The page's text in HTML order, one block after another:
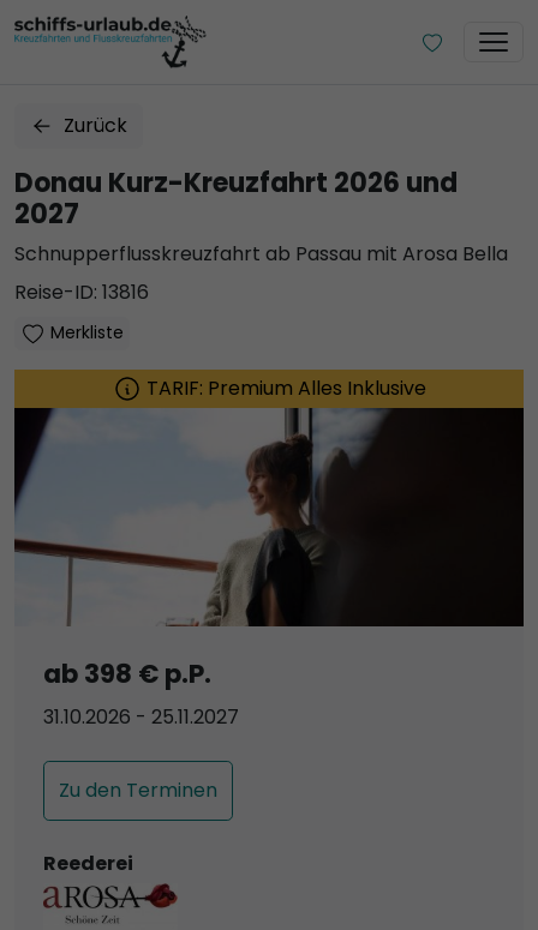
Zurück
Donau Kurz-Kreuzfahrt 2026 und
2027
Schnupperflusskreuzfahrt ab Passau mit Arosa Bella
Reise-ID: 13816
Merkliste
TARIF: Premium Alles Inklusive
ab 398 € p.P.
31.10.2026 - 25.11.2027
Zu den Terminen
Reederei